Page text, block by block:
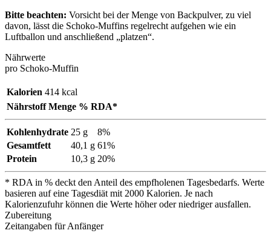
Bitte beachten: Vorsicht bei der Menge von Backpulver, zu viel
davon, lässt die Schoko-Muffins regelrecht aufgehen wie ein
Luftballon und anschließend „platzen“.
Nährwerte
pro Schoko-Muffin
Kalorien 414 kcal
Nährstoff Menge % RDA*
Kohlenhydrate 25 g
8%
Gesamtfett
40,1 g 61%
Protein
10,3 g 20%
* RDA in % deckt den Anteil des empfholenen Tagesbedarfs. Werte
basieren auf eine Tagesdiät mit 2000 Kalorien. Je nach
Kalorienzufuhr können die Werte höher oder niedriger ausfallen.
Zubereitung
Zeitangaben für Anfänger